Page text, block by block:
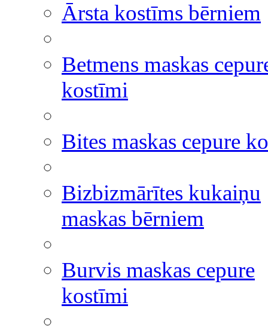
Ārsta kostīms bērniem
Betmens maskas
kostīmi
Bites maskas cepure
Bizbizmārītes kukaiņu
maskas bērniem
Burvis maskas cepure
kostīmi